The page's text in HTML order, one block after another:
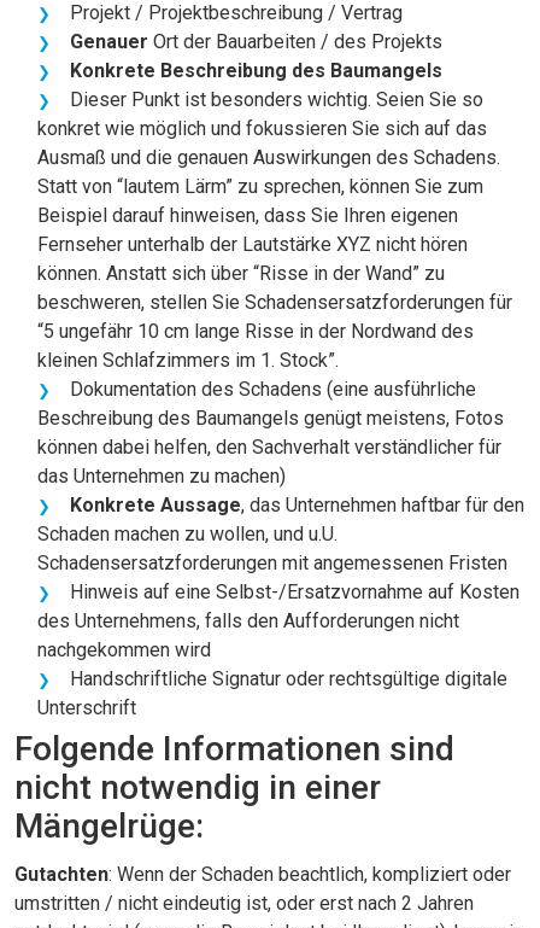
Projekt / Projektbeschreibung / Vertrag
Genauer Ort der Bauarbeiten / des Projekts
Konkrete Beschreibung des Baumangels
Dieser Punkt ist besonders wichtig. Seien Sie so
konkret wie möglich und fokussieren Sie sich auf das
Ausmaß und die genauen Auswirkungen des Schadens.
Statt von “lautem Lärm” zu sprechen, können Sie zum
Beispiel darauf hinweisen, dass Sie Ihren eigenen
Fernseher unterhalb der Lautstärke XYZ nicht hören
können. Anstatt sich über “Risse in der Wand” zu
beschweren, stellen Sie Schadensersatzforderungen für
“5 ungefähr 10 cm lange Risse in der Nordwand des
kleinen Schlafzimmers im 1. Stock”.
Dokumentation des Schadens (eine ausführliche
Beschreibung des Baumangels genügt meistens, Fotos
können dabei helfen, den Sachverhalt verständlicher für
das Unternehmen zu machen)
Konkrete Aussage, das Unternehmen haftbar für den
Schaden machen zu wollen, und u.U.
Schadensersatzforderungen mit angemessenen Fristen
Hinweis auf eine Selbst-/Ersatzvornahme auf Kosten
des Unternehmens, falls den Aufforderungen nicht
nachgekommen wird
Handschriftliche Signatur oder rechtsgültige digitale
Unterschrift
Folgende Informationen sind
nicht notwendig in einer
Mängelrüge:
Gutachten: Wenn der Schaden beachtlich, kompliziert oder
umstritten / nicht eindeutig ist, oder erst nach 2 Jahren